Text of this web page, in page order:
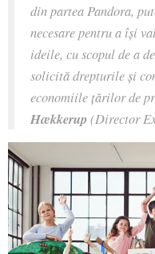
din partea Pandora,
necesare pentru a își
ideile, cu scopul de a
solicită drepturile și
economiile țărilor de
Hækkerup(Director